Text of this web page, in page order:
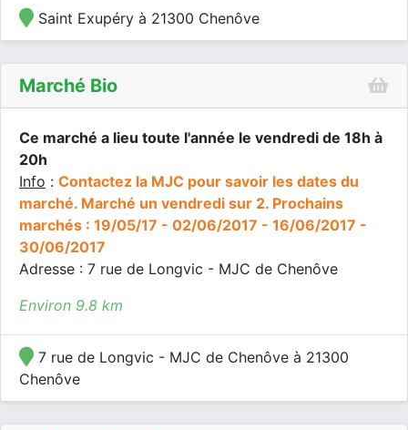
Saint Exupéry à 21300 Chenôve
Marché Bio
Ce marché a lieu toute l'année le vendredi de 18h à
20h
Info : Contactez la MJC pour savoir les dates du
marché. Marché un vendredi sur 2. Prochains
marchés : 19/05/17 - 02/06/2017 - 16/06/2017 -
30/06/2017
Adresse : 7 rue de Longvic - MJC de Chenôve
Environ 9.8 km
7 rue de Longvic - MJC de Chenôve à 21300
Chenôve